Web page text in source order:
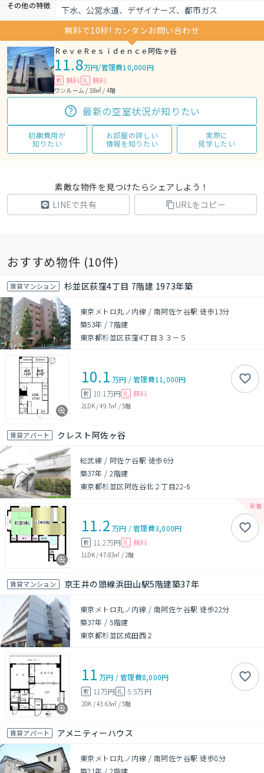
その他の特徴
下水、公営水道、デザイナーズ、都市ガス
無料で10秒! カンタンお問い合わせ
ＲｅｖｅＲｅｓｉｄｅｎｃｅ阿佐ヶ谷
11.8万円/管理費10,000円
敷 無料 礼 無料
ワンルーム / 18㎡ / 4階
最新の空室状況が知りたい
初期費用が
知りたい
お部屋の詳しい
情報を知りたい
実際に
見学したい
素敵な物件を見つけたらシェアしよう！
LINEで共有
URLをコピー
おすすめ物件 (10件)
賃貸マンション 杉並区荻窪4丁目 7階建 1973年築
東京メトロ丸ノ内線 / 南阿佐ケ谷駅 徒歩13分
築53年 /7階建
東京都杉並区荻窪4丁目３３－５
10.1 万円 /管理費11,000円
敷 10.1万円 礼 無料
2LDK/49.7㎡ /5階
賃貸アパート クレスト阿佐ヶ谷
総武線 / 阿佐ケ谷駅 徒歩6分
築37年 /2階建
東京都杉並区阿佐谷北２丁目22-6
11.2 万円 /管理費3,000円
敷 11.2万円 礼 無料
1LDK/47.83㎡ / 2階
賃貸マンション 京王井の頭線浜田山駅5階建築37年
東京メトロ丸ノ内線 / 南阿佐ケ谷駅 徒歩22分
築37年 /5階建
東京都杉並区成田西２
11 万円 /管理費8,000円
敷 11万円 礼 5.5万円
2DK /43.63㎡ /5階
賃貸アパート アメニティーハウス
東京メトロ丸ノ内線 / 南阿佐ケ谷駅 徒歩8分
築21年 /2階建